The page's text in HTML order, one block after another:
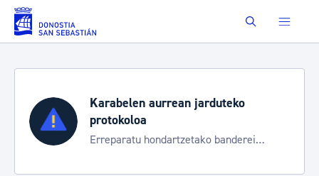
Eduki nagusira joan Buscar
Karabelen aurrean jarduteko
protokoloa
Erreparatu hondartzetako banderei